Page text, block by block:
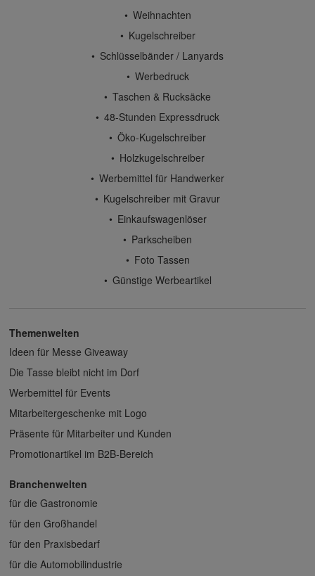
Weihnachten
Kugelschreiber
Schlüsselbänder / Lanyards
Werbedruck
Taschen & Rucksäcke
48-Stunden Expressdruck
Öko-Kugelschreiber
Holzkugelschreiber
Werbemittel für Handwerker
Kugelschreiber mit Gravur
Einkaufswagenlöser
Parkscheiben
Foto Tassen
Günstige Werbeartikel
Themenwelten
Ideen für Messe Giveaway
Die Tasse bleibt nicht im Dorf
Werbemittel für Events
Mitarbeitergeschenke mit Logo
Präsente für Mitarbeiter und Kunden
Promotionartikel im B2B-Bereich
Branchenwelten
für die Gastronomie
für den Großhandel
für den Praxisbedarf
für die Automobilindustrie